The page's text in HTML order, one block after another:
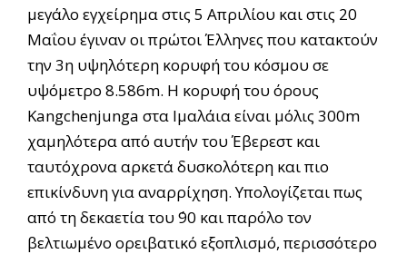
μεγάλο εγχείρημα στις 5 Απριλίου και στις 20
Μαΐου έγιναν οι πρώτοι Έλληνες που κατακτούν
την 3η υψηλότερη κορυφή του κόσμου σε
υψόμετρο 8.586m. Η κορυφή του όρους
Kangchenjunga στα Ιμαλάια είναι μόλις 300m
χαμηλότερα από αυτήν του Έβερεστ και
ταυτόχρονα αρκετά δυσκολότερη και πιο
επικίνδυνη για αναρρίχηση. Υπολογίζεται πως
από τη δεκαετία του ΄90 και παρόλο τον
βελτιωμένο ορειβατικό εξοπλισμό, περισσότερο